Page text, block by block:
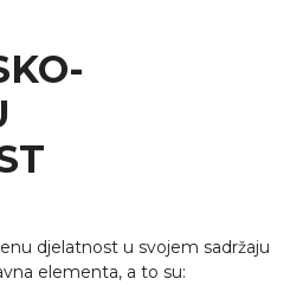
djelatnost u svojem sadržaju
elementa, a to su: